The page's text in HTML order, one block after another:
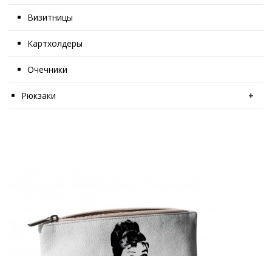
Визитницы
Картхолдеры
Очечники
Рюкзаки +